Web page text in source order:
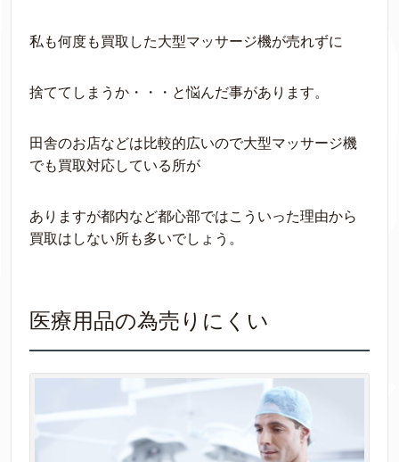
私も何度も買取した大型マッサージ機が売れずに
捨ててしまうか・・・と悩んだ事があります。
田舎のお店などは比較的広いので大型マッサージ機
でも買取対応している所が
ありますが都内など都心部ではこういった理由から
買取はしない所も多いでしょう。
医療用品の為売りにくい